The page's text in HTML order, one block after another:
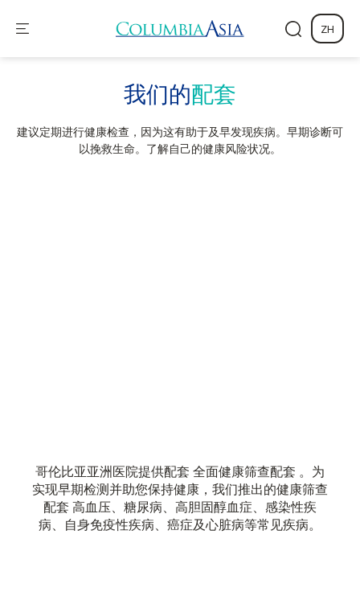
ZH
我们的配套
建议定期进行健康检查，因为这有助于及早发现疾病。早期诊断可
以挽救生命。了解自己的健康风险状况。
哥伦比亚亚洲医院提供配套 全面健康筛查配套 。为
实现早期检测并助您保持健康，我们推出的健康筛查
配套 高血压、糖尿病、高胆固醇血症、感染性疾
病、自身免疫性疾病、癌症及心脏病等常见疾病。